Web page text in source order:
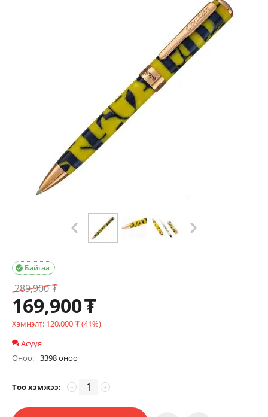
Байгаа

289,900₮
169,900₮
Хэмнэлт: 120,000₮(41%)
Асууя
Оноо: 3398 оноо
Тоо хэмжээ: +
−